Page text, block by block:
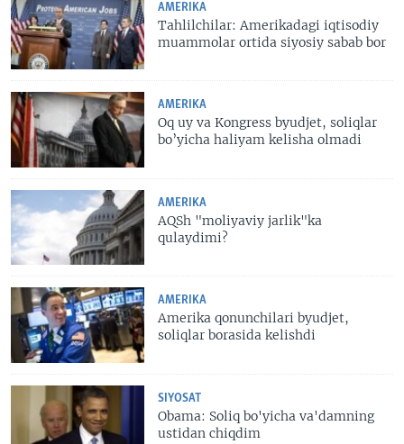
AMERIKA
Tahlilchilar: Amerikadagi iqtisodiy
muammolar ortida siyosiy sabab bor
AMERIKA
Oq uy va Kongress byudjet, soliqlar
bo’yicha haliyam kelisha olmadi
AMERIKA
AQSh "moliyaviy jarlik"ka
qulaydimi?
AMERIKA
Amerika qonunchilari byudjet,
soliqlar borasida kelishdi
SIYOSAT
Obama: Soliq bo'yicha va'damning
ustidan chiqdim